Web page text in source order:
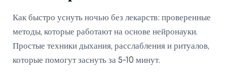
Как быстро уснуть ночью без лекарств: проверенные
методы, которые работают на основе нейронауки.
Простые техники дыхания, расслабления и ритуалов,
которые помогут заснуть за 5-10 минут.